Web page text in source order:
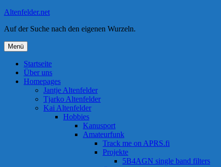
Zum
springen
Altenfelder.net
Auf der Suche nach den eigenen Wurzeln.
Menü
Startseite
Über uns
Homepages
Jantje Altenfelder
Tjarko Altenfelder
Kai Altenfelder
Hobbies
Kanusport
Amateurfunk
Track me on APRS.fi
Projekte
5B4AGN single band filters